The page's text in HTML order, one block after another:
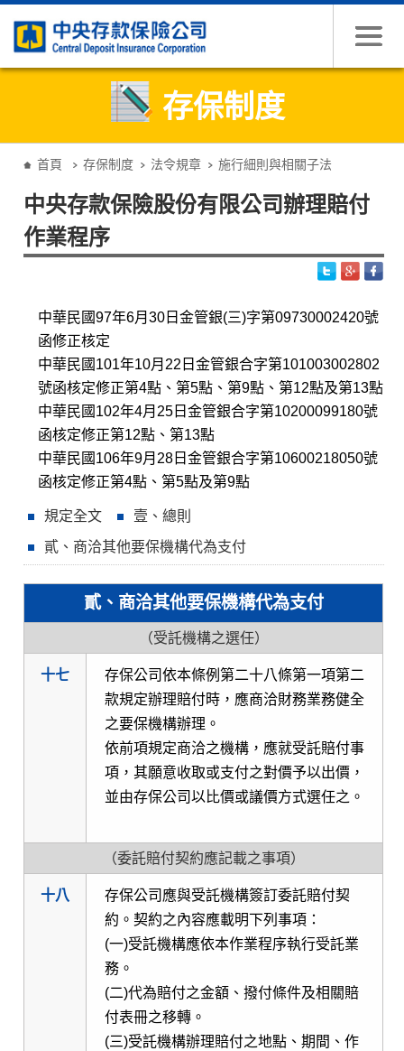
存保制度
首頁 存保制度 法令規章 施行細則與相關子法
中央存款保險股份有限公司辦理賠付
作業程序
中華民國97年6月30日金管銀(三)字第09730002420號
函修正核定
中華民國101年10月22日金管銀合字第101003002802
號函核定修正第4點、第5點、第9點、第12點及第13點
中華民國102年4月25日金管銀合字第10200099180號
函核定修正第12點、第13點
中華民國106年9月28日金管銀合字第10600218050號
函核定修正第4點、第5點及第9點
規定全文
壹、總則
貳、商洽其他要保機構代為支付
貳、商洽其他要保機構代為支付
（受託機構之選任）
十七
存保公司依本條例第二十八條第一項第二
款規定辦理賠付時，應商洽財務業務健全
之要保機構辦理。
依前項規定商洽之機構，應就受託賠付事
項，其願意收取或支付之對價予以出價，
並由存保公司以比價或議價方式選任之。
（委託賠付契約應記載之事項）
十八
存保公司應與受託機構簽訂委託賠付契
約。契約之內容應載明下列事項：
(一)受託機構應依本作業程序執行受託業
務。
(二)代為賠付之金額、撥付條件及相關賠
付表冊之移轉。
(三)受託機構辦理賠付之地點、期間、作